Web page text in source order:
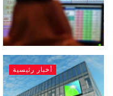
أخبار رئيسية